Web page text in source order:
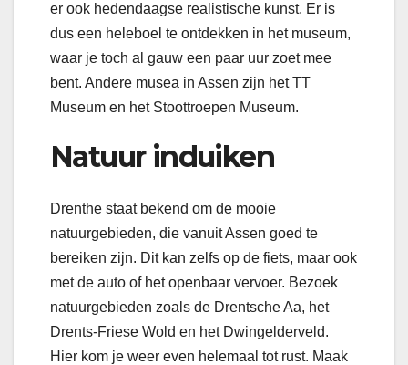
er ook hedendaagse realistische kunst. Er is
dus een heleboel te ontdekken in het museum,
waar je toch al gauw een paar uur zoet mee
bent. Andere musea in Assen zijn het TT
Museum en het Stoottroepen Museum.
Natuur induiken
Drenthe staat bekend om de mooie
natuurgebieden, die vanuit Assen goed te
bereiken zijn. Dit kan zelfs op de fiets, maar ook
met de auto of het openbaar vervoer. Bezoek
natuurgebieden zoals de Drentsche Aa, het
Drents-Friese Wold en het Dwingelderveld.
Hier kom je weer even helemaal tot rust. Maak